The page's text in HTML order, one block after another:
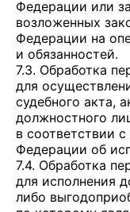
Федерации или
возложенных
Федерации на
и обязанностей.
7.3. Обработка
для
судебного акта,
должностного
в соответствии
Федерации об
7.4. Обработка
для исполнения
либо